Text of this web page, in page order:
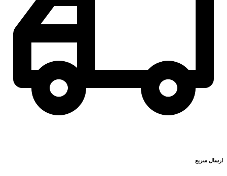
ارسال سریع